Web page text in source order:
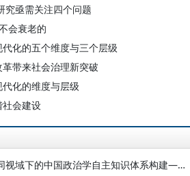
究亟需关注四个问题
会衰老的
化的五个维度与三个层级
带来社会治理新突破
化的维度与层级
会建设
常轶军 刘毛毛：政治认同视域下的中国政治学自主知识体系构建——以全过程人民民主为例